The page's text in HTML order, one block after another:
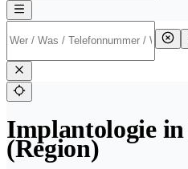
Implantologie
(Region)